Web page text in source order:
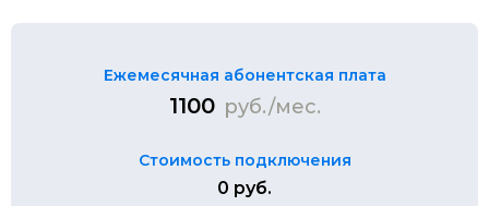
Ежемесячная абонентская плата
1100 руб./мес.
Стоимость подключения
0 руб.